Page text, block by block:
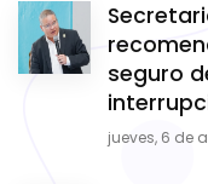
seguro
jueves, 6 de